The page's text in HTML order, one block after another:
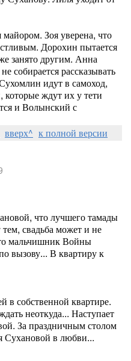
Зоя уверена, что
Дорохин пытается
занято другим. Анна
собирается рассказывать
идут в самоход,
которые ждут их у тети
и Волынский с
вверх^ к полной версии
что лучшего тамады
свадьба может и не
мальчишник Войны
вызову... В квартиру к
в собственной квартире.
неоткуда... Наступает
За праздничным столом
Сухановой в любви...